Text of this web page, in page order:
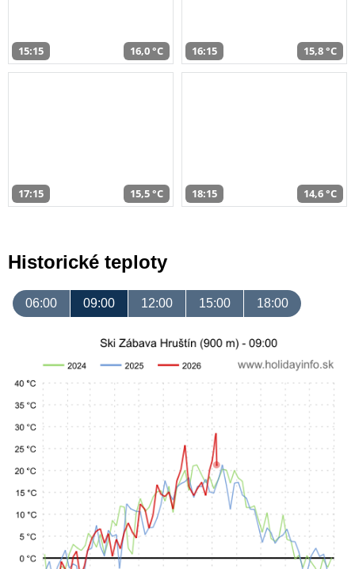
15:15 16,0 °C 16:15 15,8 °C
17:15 15,5 °C 18:15 14,6 °C
Historické teploty
06:00 09:00 12:00 15:00 18:00